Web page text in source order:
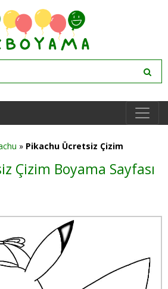
» Pikachu Ücretsiz Çizim
Çizim Boyama Sayfası